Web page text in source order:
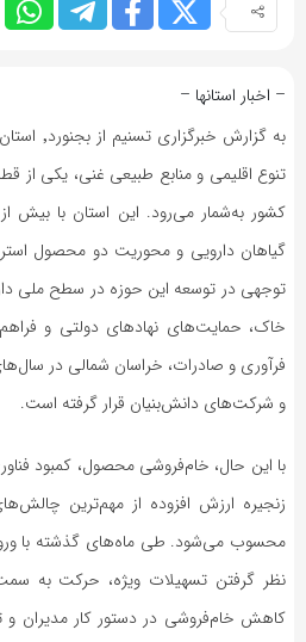
– اخبار استانها –
به گزارش
تنوع اقلیمی و منابع طبیعی غنی، یکی
گیاهان دارویی و محوریت دو محصول
توجهی در توسعه این حوزه در سطح ملی
خاک، حمایت‌های نهادهای دولتی و
فرآوری و صادرات، خراسان شمالی در
و شرکت‌های دانش‌بنیان قرار گرفته است.
با این حال، خام‌فروشی محصول، کمبود
زنجیره ارزش افزوده از مهم‌ترین
محسوب می‌شود. طی ماه‌های گذشته با
نظر گرفتن تسهیلات ویژه، حرکت به‌
کاهش خام‌فروشی در دستور کار مدیران و